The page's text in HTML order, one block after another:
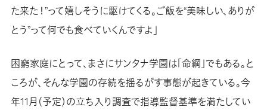
た来た！”って嬉しそうに駆けてくる。ご飯を“美味しい、ありが
とう”って何でも食べていくんですよ」
困窮家庭にとって、まさにサンタナ学園は「命綱」でもある。と
ころが、そんな学園の存続を揺るがす事態が起きている。今
年11月（予定）の立ち入り調査で指導監督基準を満たしてい